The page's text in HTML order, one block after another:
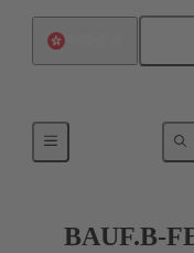
BAUF.B-